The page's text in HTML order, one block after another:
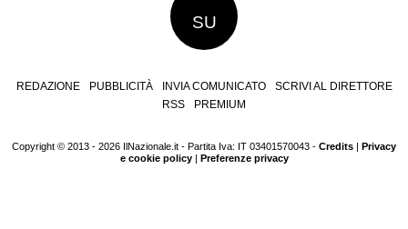
SU
REDAZIONE PUBBLICITÀ INVIA COMUNICATO
SCRIVI AL DIRETTORE
RSS
PREMIUM
Copyright © 2013 - 2026 IlNazionale.it - Partita Iva: IT 03401570043 - Credits | Privacy
e cookie policy| Preferenze privacy